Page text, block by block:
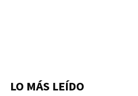
LO MÁS LEÍDO